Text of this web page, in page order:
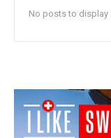
No posts to display